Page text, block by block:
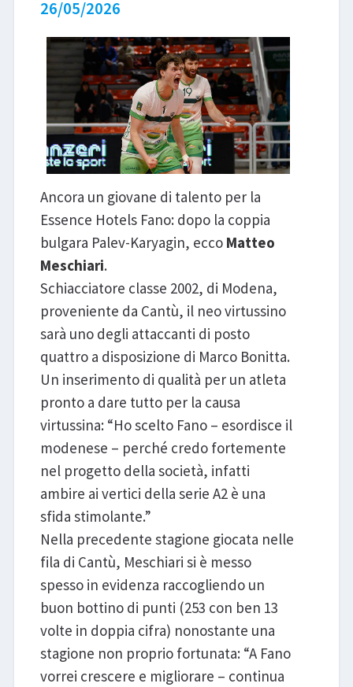
26/05/2026
Ancora un giovane di talento per la
Essence Hotels Fano: dopo la coppia
bulgara Palev-Karyagin, ecco Matteo
Meschiari.
Schiacciatore classe 2002, di Modena,
proveniente da Cantù, il neo virtussino
sarà uno degli attaccanti di posto
quattro a disposizione di Marco Bonitta.
Un inserimento di qualità per un atleta
pronto a dare tutto per la causa
virtussina: “Ho scelto Fano – esordisce il
modenese – perché credo fortemente
nel progetto della società, infatti
ambire ai vertici della serie A2 è una
sfida stimolante.”
Nella precedente stagione giocata nelle
fila di Cantù, Meschiari si è messo
spesso in evidenza raccogliendo un
buon bottino di punti (253 con ben 13
volte in doppia cifra) nonostante una
stagione non proprio fortunata: “A Fano
vorrei crescere e migliorare – continua